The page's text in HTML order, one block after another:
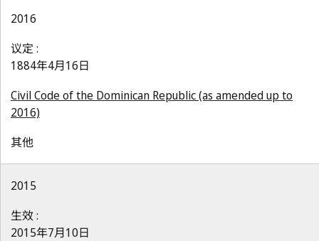
2016
议定 :
1884年4月16日
Civil Code of the Dominican Republic (as amended up to
2016)
其他
2015
生效 :
2015年7月10日